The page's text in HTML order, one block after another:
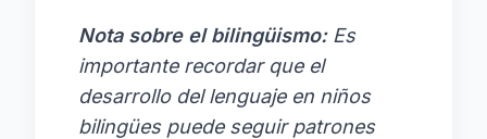
Nota sobre el bilingüismo:Es
importante recordar que el
desarrollo del lenguaje en niños
bilingües puede seguir patrones